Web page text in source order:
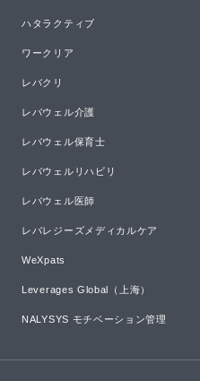
ハタラクティブ
ワークリア
レバクリ
レバウェル介護
レバウェル保育士
レバウェルリハビリ
レバウェル医師
レバレジーズメディカルケア
WeXpats
Leverages Global（上海）
NALYSYS モチベーション管理